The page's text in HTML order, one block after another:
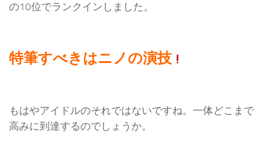
の10位でランクインしました。
特筆すべきはニノの演技
もはやアイドルのそれではないですね。一体どこまで
高みに到達するのでしょうか。